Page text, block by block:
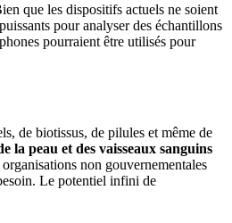
que les dispositifs actuels ne soient
pour analyser des échantillons
pourraient être utilisés pour
de biotissus, de pilules et même de
la peau et des vaisseaux sanguins
non gouvernementales
Le potentiel infini de